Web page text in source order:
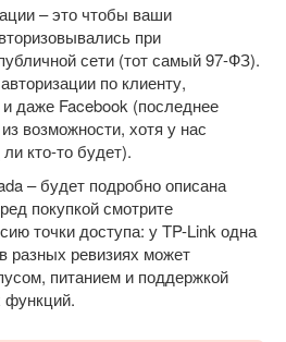
– это чтобы ваши
при
сети (тот самый 97-ФЗ).
по клиенту,
даже Facebook (последнее
возможности, хотя у нас
кто-то будет).
– будет подробно описана
покупкой смотрите
точки доступа: у TP-Link одна
разных ревизиях может
питанием и поддержкой
функций.